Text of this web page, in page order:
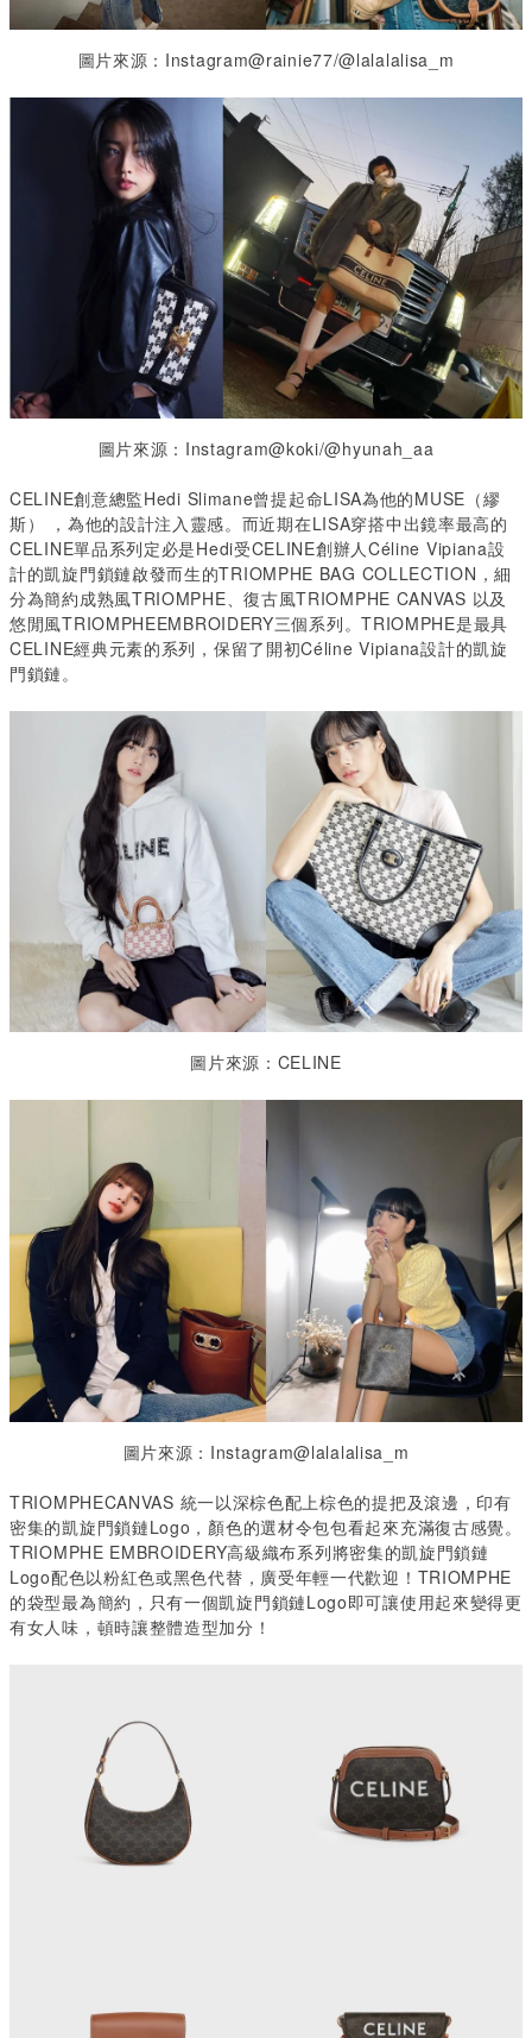
圖片來源：Instagram@rainie77/@lalalalisa_m
圖片來源：Instagram@koki/@hyunah_aa
CELINE創意總監Hedi Slimane曾提起命LISA為他的MUSE （繆
斯） ，為他的設計注入靈感。而近期在LISA穿搭中出鏡率最高的
CELINE單品系列定必是Hedi受CELINE創辦人Céline Vipiana設
計的凱旋門鎖鏈啟發而生的TRIOMPHE BAG COLLECTION ，細
分為簡約成熟風TRIOMPHE、復古風TRIOMPHE CANVAS 以及
悠閒風TRIOMPHEEMBROIDERY三個系列。TRIOMPHE是最具
CELINE經典元素的系列，保留了開初Céline Vipiana設計的凱旋
門鎖鏈。
圖片來源：CELINE
圖片來源：Instagram@lalalalisa_m
TRIOMPHECANVAS 統一以深棕色配上棕色的提把及滾邊，印有
密集的凱旋門鎖鏈Logo ，顏色的選材令包包看起來充滿復古感覺。
TRIOMPHE EMBROIDERY高級織布系列將密集的凱旋門鎖鏈
Logo配色以粉紅色或黑色代替，廣受年輕一代歡迎！ TRIOMPHE
的袋型最為簡約，只有一個凱旋門鎖鏈Logo即可讓使用起來變得更
有女人味，頓時讓整體造型加分！